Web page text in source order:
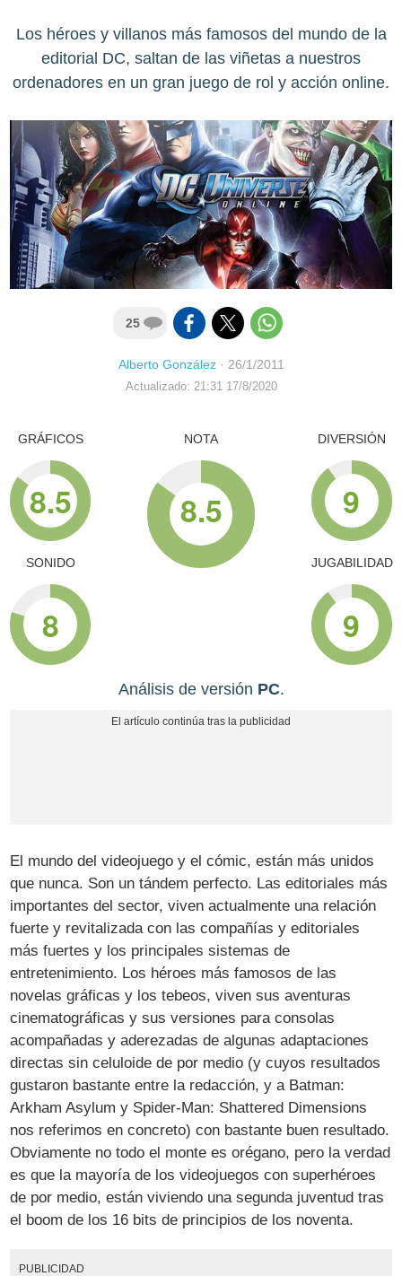
Los héroes y villanos más famosos del mundo de la
editorial DC, saltan de las viñetas a nuestros
ordenadores en un gran juego de rol y acción online.
25
Alberto González· 26/1/2011
Actualizado: 21:31 17/8/2020
GRÁFICOS
8.5
SONIDO
8
NOTA
8.5
DIVERSIÓN
9
JUGABILIDAD
9
Análisis de versión PC.
El mundo del videojuego y el cómic, están más unidos
que nunca. Son un tándem perfecto. Las editoriales más
importantes del sector, viven actualmente una relación
fuerte y revitalizada con las compañías y editoriales
más fuertes y los principales sistemas de
entretenimiento. Los héroes más famosos de las
novelas gráficas y los tebeos, viven sus aventuras
cinematográficas y sus versiones para consolas
acompañadas y aderezadas de algunas adaptaciones
directas sin celuloide de por medio (y cuyos resultados
gustaron bastante entre la redacción, y a Batman:
Arkham Asylum y Spider-Man: Shattered Dimensions
nos referimos en concreto) con bastante buen resultado.
Obviamente no todo el monte es orégano, pero la verdad
es que la mayoría de los videojuegos con superhéroes
de por medio, están viviendo una segunda juventud tras
el boom de los 16 bits de principios de los noventa.
PUBLICIDAD